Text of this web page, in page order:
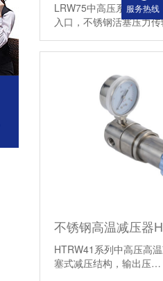
LRW75中高压系列液体
入口，不锈钢活塞压力传
不锈钢高温减压器
HTRW41系列中高压高温
塞式减压结构，输出压…
服务热线